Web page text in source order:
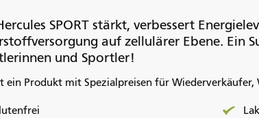
SPORT stärkt, verbessert
auf zellulärer Ebene. Ein
und Sportler!
ein Produkt mit Spezialpreisen für Wiederverkäufer,